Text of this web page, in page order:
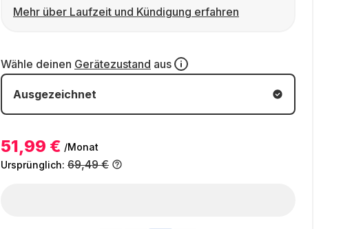
Mehr über Laufzeit und Kündigung erfahren
Wähle deinen Gerätezustand aus
Ausgezeichnet
51,99 € /Monat
Ursprünglich: 69,49 €